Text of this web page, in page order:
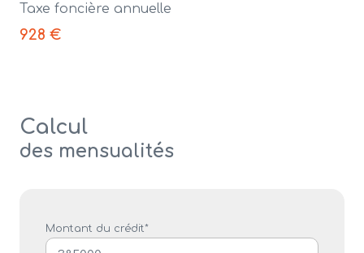
Taxe foncière annuelle
928 €
Calcul
des mensualités
Montant du crédit*